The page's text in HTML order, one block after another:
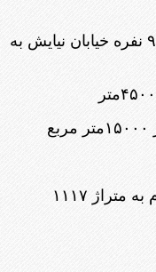
اجرای سکوی تماشگران زمین چمن ۹ نفره خیابان نیایش به
اجرای سنگ فرش بلوار شهدای گمنام به متراژ ۱۱۱۷